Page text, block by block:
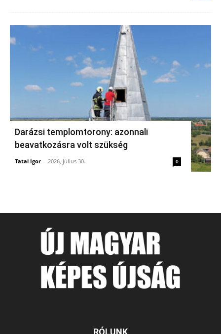
Darázsi templomtorony: azonnali
beavatkozásra volt szükség
Tatai Igor - 2026, július 30. 0
RÓLUNK